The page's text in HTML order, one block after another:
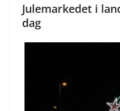
Julemarkedet i
dag